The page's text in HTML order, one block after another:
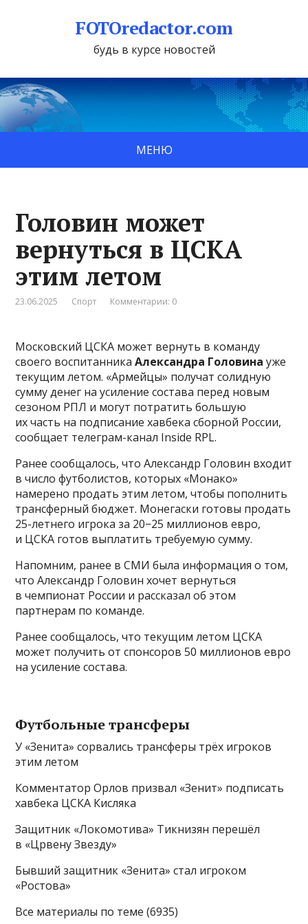
FOTOredactor.com
будь в курсе новостей
МЕНЮ
Головин может
вернуться в ЦСКА
этим летом
23.06.2025 Спорт Комментарии: 0
Московский ЦСКА может вернуть в команду
своего воспитанникаАлександра Головина уже
текущим летом. «Армейцы» получат солидную
сумму денег на усиление состава перед новым
сезоном РПЛ и могут потратить большую
их часть на подписание хавбека сборной России,
сообщает телеграм-канал Inside RPL.
Ранее сообщалось, что Александр Головин входит
в число футболистов, которых «Монако»
намерено продать этим летом, чтобы пополнить
трансферный бюджет. Монегаски готовы продать
25-летнего игрока за 20−25 миллионов евро,
и ЦСКА готов выплатить требуемую сумму.
Напомним, ранее в СМИ была информация о том,
что Александр Головин хочет вернуться
в чемпионат России и рассказал об этом
партнерам по команде.
Ранее сообщалось, что текущим летом ЦСКА
может получить от спонсоров 50 миллионов евро
на усиление состава.
Футбольные трансферы
У «Зенита» сорвались трансферы трёх игроков
этим летом
Комментатор Орлов призвал «Зенит» подписать
хавбека ЦСКА Кисляка
Защитник «Локомотива» Тикнизян перешёл
в «Црвену Звезду»
Бывший защитник «Зенита» стал игроком
«Ростова»
Все материалы по теме (6935)